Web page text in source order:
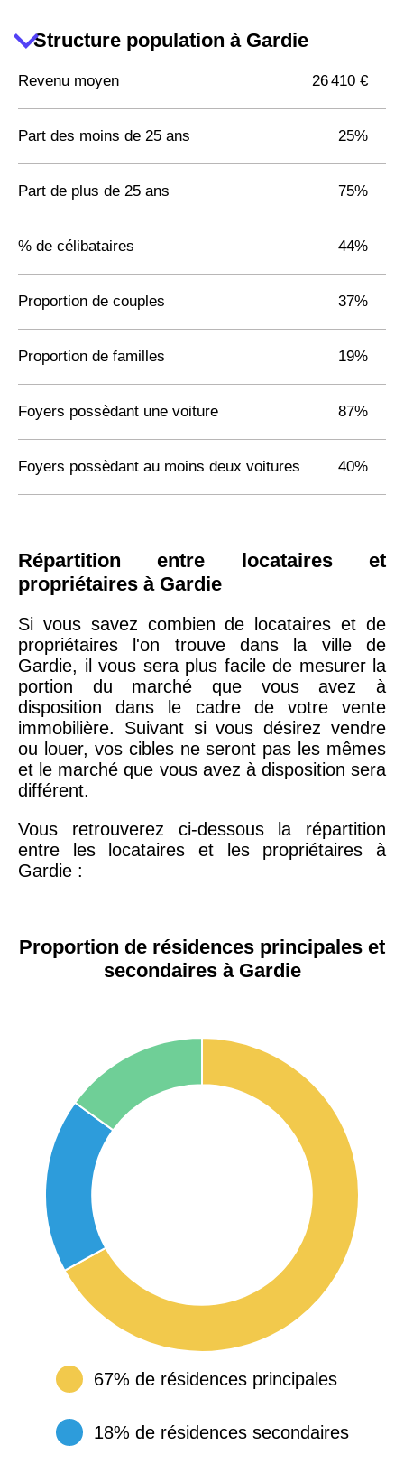
Structure population à Gardie
Revenu moyen 26 410 €
Part des moins de 25 ans 25%
Part de plus de 25 ans 75%
% de célibataires 44%
Proportion de couples 37%
Proportion de familles 19%
Foyers possèdant une voiture 87%
Foyers possèdant au moins deux voitures 40%
Répartition entre locataires et
propriétaires à Gardie
Si vous savez combien de locataires et de
propriétaires l'on trouve dans la ville de
Gardie, il vous sera plus facile de mesurer la
portion du marché que vous avez à
disposition dans le cadre de votre vente
immobilière. Suivant si vous désirez vendre
ou louer, vos cibles ne seront pas les mêmes
et le marché que vous avez à disposition sera
différent.
Vous retrouverez ci-dessous la répartition
entre les locataires et les propriétaires à
Gardie :
Proportion de résidences principales et
secondaires à Gardie
67% de résidences principales
18% de résidences secondaires